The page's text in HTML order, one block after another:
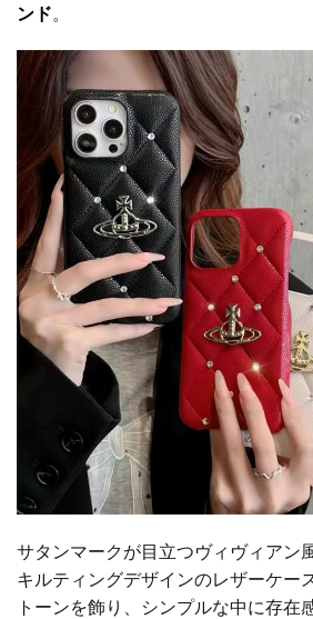
ンド
サタンマークが目立つヴィヴィアン
キルティングデザインのレザーケー
トーンを飾り、シンプルな中に存在